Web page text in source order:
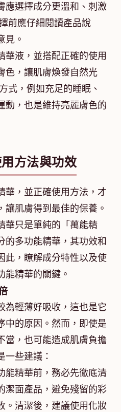
應選擇成分更溫和、刺激
前應仔細閱讀產品說
見。
華液，並搭配正確的使用
色，讓肌膚煥發自然光
式，例如充足的睡眠、
動，也是維持亮麗膚色的
方法與功效
華，並正確使用方法，才
肌膚得到最佳的保養。
華只是單純的「萬能精
的多功能精華，其功效和
此，瞭解成分特性以及使
能精華的關鍵。
為輕薄好吸收，這也是它
中的原因。然而，即使是
當，也可能造成肌膚負擔
一些建議：
能精華前，務必先徹底清
潔面產品，避免殘留的彩
。清潔後，建議使用化妝